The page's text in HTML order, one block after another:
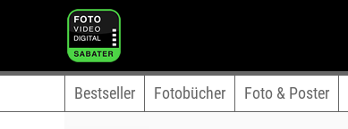
Bestseller Fotobücher Foto & Poster